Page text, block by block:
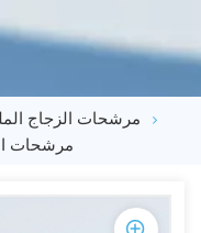
مرشحات الزجاج
مرشحات